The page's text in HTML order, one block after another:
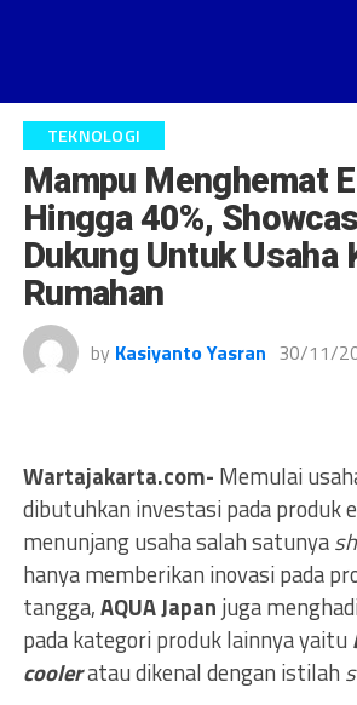
TEKNOLOGI
Mampu Menghemat
Hingga 40%,
Dukung Untuk Usaha
Rumahan
by Kasiyanto Yasran 30/11/
Wartajakarta.com- Memulai
dibutuhkan investasi pada produk
menunjang usaha salah satunya
hanya memberikan inovasi pada
tangga,AQUA Japan juga
pada kategori produk lainnya yaitu
cooleratau dikenal dengan istilah